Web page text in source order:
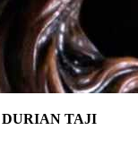
DURIAN TAJI